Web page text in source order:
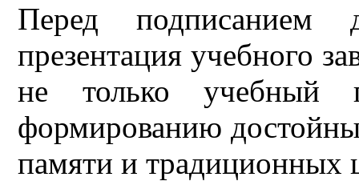
Перед подписанием
презентация учебного
не только
формированию
памяти и традиционных